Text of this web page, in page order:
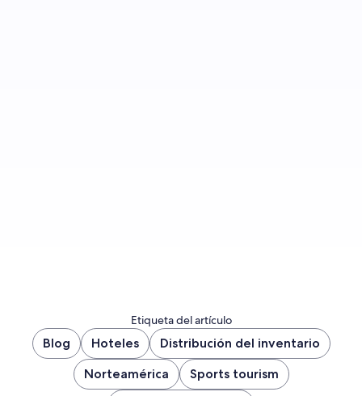
Etiqueta del artículo
Blog Hoteles
Distribución del inventario
Norteamérica
Sports tourism